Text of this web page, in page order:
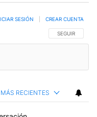
SIGA ESTA
SEGUIR
SESIÓN CREAR CUENTA
RECIENTES